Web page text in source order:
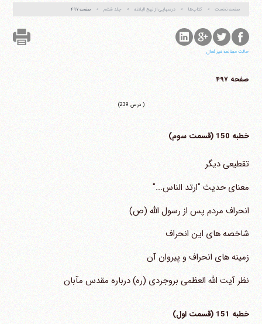
صفحه نخست کتاب‌ها درسهایی از نهج البلاغه جلد ششم صفحه ۴۹۷
حالت مطالعه غیر فعال
صفحه ۴۹۷
( درس 239)
خطبه 150 (قسمت سوم)
تقطیعی دیگر
معنای حدیث "ارتد الناس..."
انحراف مردم پس از رسول الله (ص)
شاخصه های این انحراف
زمینه های انحراف و پیروان آن
نظر آیت الله العظمی بروجردی (ره) درباره مقدس مآبان
خطبه 151 (قسمت اول)